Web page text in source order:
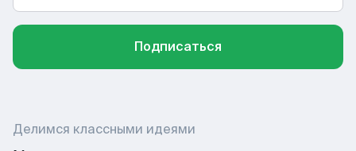
Подписаться
Делимся классными идеями